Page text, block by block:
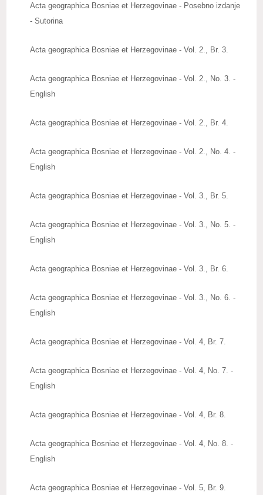
Zbornici radova
ZNAČAJNI DATUMI
REAGOVANJA
Acta geographica Bosniae et Herzegovinae - Posebno izdanje
- Sutorina
Acta geographica Bosniae et Herzegovinae - Vol. 2., Br. 3.
Acta geographica Bosniae et Herzegovinae - Vol. 2., No. 3. -
English
Acta geographica Bosniae et Herzegovinae - Vol. 2., Br. 4.
Acta geographica Bosniae et Herzegovinae - Vol. 2., No. 4. -
English
Acta geographica Bosniae et Herzegovinae - Vol. 3., Br. 5.
Acta geographica Bosniae et Herzegovinae - Vol. 3., No. 5. -
English
Acta geographica Bosniae et Herzegovinae - Vol. 3., Br. 6.
Acta geographica Bosniae et Herzegovinae - Vol. 3., No. 6. -
English
Acta geographica Bosniae et Herzegovinae - Vol. 4, Br. 7.
Acta geographica Bosniae et Herzegovinae - Vol. 4, No. 7. -
English
Acta geographica Bosniae et Herzegovinae - Vol. 4, Br. 8.
Acta geographica Bosniae et Herzegovinae - Vol. 4, No. 8. -
English
Acta geographica Bosniae et Herzegovinae - Vol. 5, Br. 9.